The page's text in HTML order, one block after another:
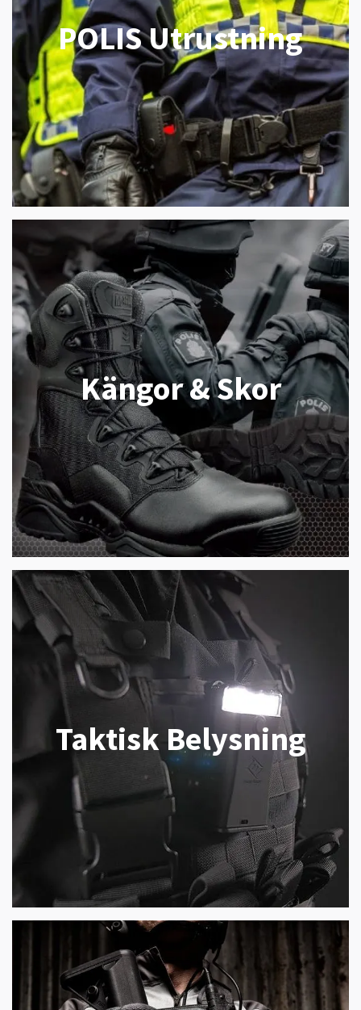
POLIS Utrustning
Kängor & Skor
Taktisk Belysning